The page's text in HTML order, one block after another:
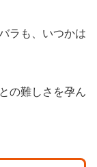
ラも、いつかは
の難しさを孕ん